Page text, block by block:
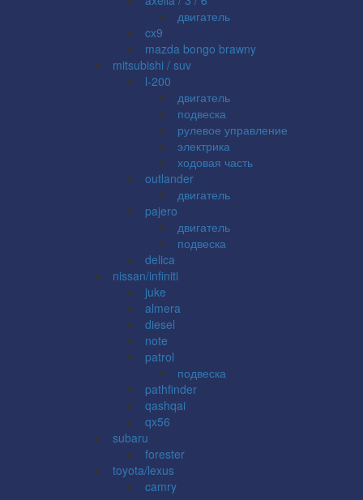
двигатель
cx9
mazda bongo brawny
mitsubishi / suv
l-200
двигатель
подвеска
рулевое управление
электрика
ходовая часть
outlander
двигатель
pajero
двигатель
подвеска
delica
nissan/infiniti
juke
almera
diesel
note
patrol
подвеска
pathfinder
qashqai
qx56
subaru
forester
toyota/lexus
camry